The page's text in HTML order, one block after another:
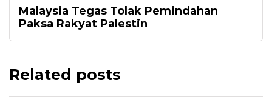
Malaysia Tegas Tolak Pemindahan
Paksa Rakyat Palestin
Related posts